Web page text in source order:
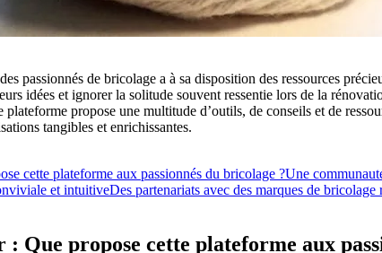
passionnés de bricolage a à sa disposition des ressources
idées et ignorer la solitude souvent ressentie lors de la
propose une multitude d’outils, de conseils et de
tangibles et enrichissantes.
cette plateforme aux passionnés du bricolage ?Une
et intuitiveDes partenariats avec des marques de bricolage
Que propose cette plateforme aux